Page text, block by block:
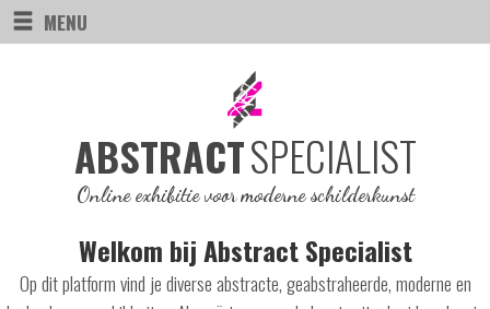
MENU
ABSTRACTSPECIALIST
Online exhibitie voor moderne schilderkunst
Welkom bij Abstract Specialist
Op dit platform vind je diverse abstracte, geabstraheerde, moderne en